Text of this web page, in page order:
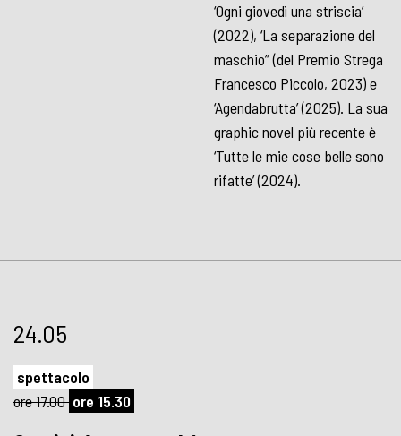
‘Ogni giovedì una striscia’
(2022), ‘La separazione del
maschio” (del Premio Strega
Francesco Piccolo, 2023) e
‘Agendabrutta’ (2025). La sua
graphic novel più recente è
‘Tutte le mie cose belle sono
rifatte’ (2024).
24.05
spettacolo
ore 17.00 ore 15.30